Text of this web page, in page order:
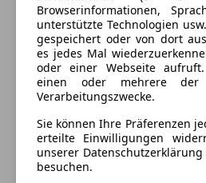
Browserinformationen,
unterstützte Technologien
gespeichert oder von dort
es jedes Mal
oder einer Webseite
einen oder mehrere der
Verarbeitungszwecke.
Sie können Ihre Präferenzen
erteilte Einwilligungen
unserer
besuchen.